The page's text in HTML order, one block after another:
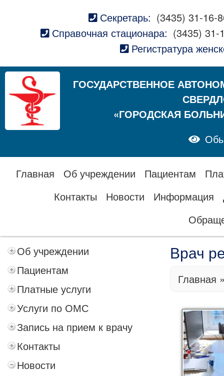
Секретарь: (3435) 31-16-
Справочная стационара: (3435) 31-
Регистратура
ГОСУДАРСТВЕННОЕ
«ГОРОДСКАЯ
Главная Об учреждении Пациентам
Контакты
Новости Информация
Об учреждении
Пациентам
Платные услуги
Услуги по ОМС
Запись на прием к врачу
Контакты
Новости
Врач
Главная